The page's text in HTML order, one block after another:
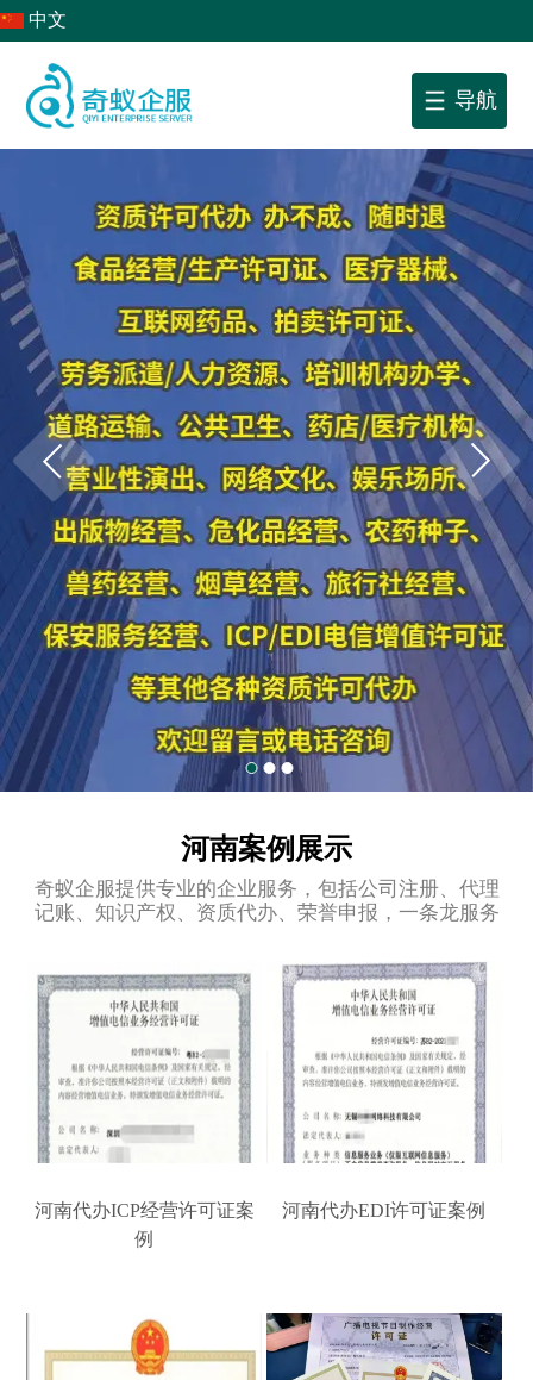
中文
导航
河南案例展示
奇蚁企服提供专业的企业服务，包括公司注册、代理
记账、知识产权、资质代办、荣誉申报，一条龙服务
河南代办ICP经营许可证案
例
河南代办EDI许可证案例